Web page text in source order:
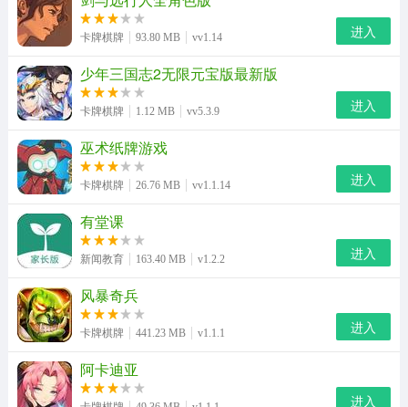
卡牌棋牌 93.80 MB vv1.14 进入
少年三国志2无限元宝版最新版
卡牌棋牌 1.12 MB vv5.3.9 进入
巫术纸牌游戏
卡牌棋牌 26.76 MB vv1.1.14 进入
有堂课
新闻教育 163.40 MB v1.2.2 进入
风暴奇兵
卡牌棋牌 441.23 MB v1.1.1 进入
阿卡迪亚
进入